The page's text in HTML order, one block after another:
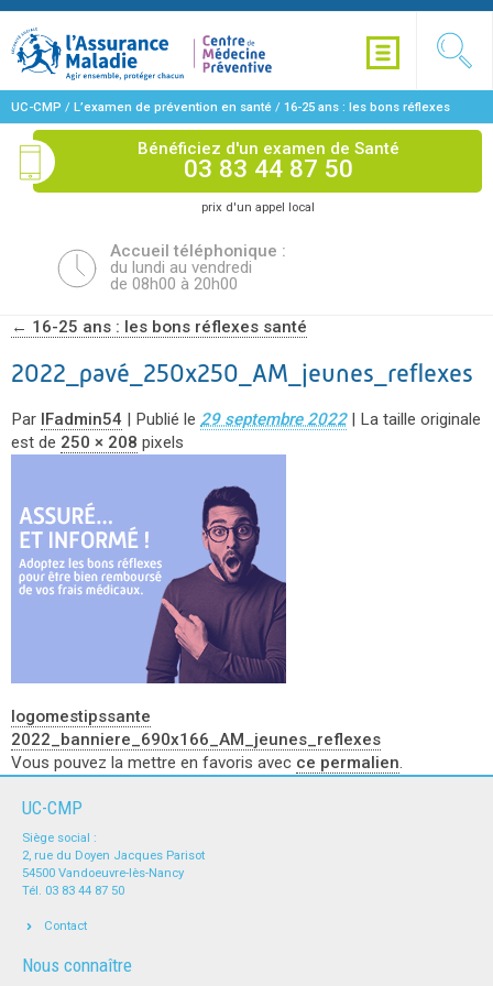
UC-CMP / L’examen de prévention en santé / 16-25 ans : les bons réflexes
santé/ 2022_pavé_250x250_AM_jeunes_reflexes
Bénéficiez d'un examen de Santé
03 83 44 87 50
prix d'un appel local
Accueil téléphonique :
du lundi au vendredi
de 08h00 à 20h00
← 16-25 ans : les bons réflexes santé
2022_pavé_250x250_AM_jeunes_reflexes
Par IFadmin54 | Publié le 29 septembre 2022 | La taille originale
est de 250 × 208 pixels
logomestipssante
2022_banniere_690x166_AM_jeunes_reflexes
Vous pouvez la mettre en favoris avec ce permalien.
UC-CMP
Siège social :
2, rue du Doyen Jacques Parisot
54500 Vandoeuvre-lès-Nancy
Tél. 03 83 44 87 50
Contact
Nous connaître